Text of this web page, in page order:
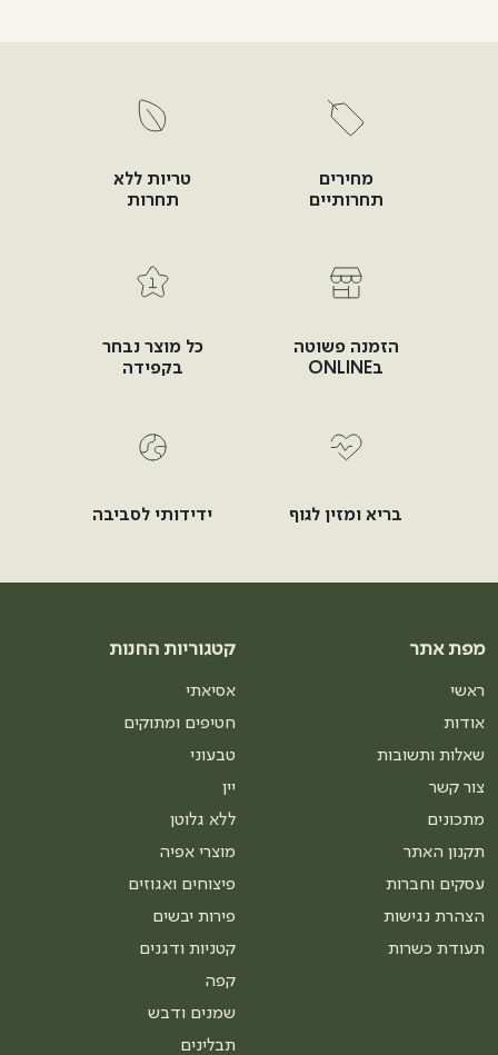
מחירים
תחרותיים
טריות ללא
תחרות
הזמנה פשוטה
בONLINE
כל מוצר נבחר
בקפידה
בריא ומזין לגוף ידידותי לסביבה
מפת אתר
ראשי
אודות
שאלות ותשובות
צור קשר
מתכונים
תקנון האתר
עסקים וחברות
הצהרת נגישות
תעודת כשרות
קטגוריות החנות
אסיאתי
חטיפים ומתוקים
טבעוני
יין
ללא גלוטן
מוצרי אפיה
פיצוחים ואגוזים
פירות יבשים
קטניות ודגנים
קפה
שמנים ודבש
תבלינים